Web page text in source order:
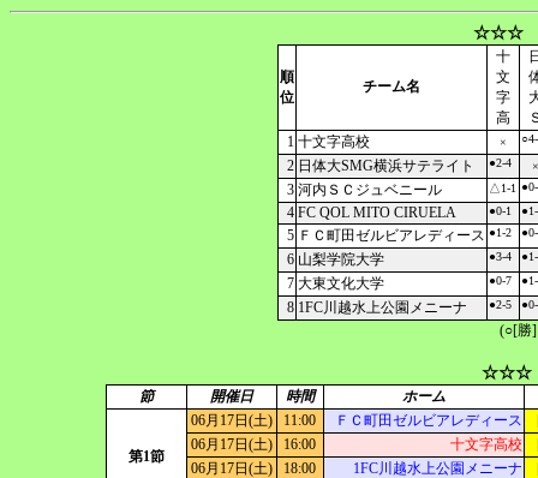
☆☆☆
順
位
チーム名
十
文
字
高
1 十文字高校 ×
2 日体大SMG横浜サテライト ●2-4 ×
3 河内ＳＣジュベニール △1-1
4 FC QOL MITO CIRUELA ●0-1
5 ＦＣ町田ゼルビアレディース ●1-2
6 山梨学院大学 ●3-4
7 大東文化大学 ●0-7
8 1FC川越水上公園メニーナ ●2-5
(○[勝
☆☆☆
節 開催日 時間 ホーム
第1節
06月17日(土) 11:00 ＦＣ町田ゼルビアレディース
06月17日(土)
16:00 十文字高校
06月17日(土)
18:00 1FC川越水上公園メニーナ